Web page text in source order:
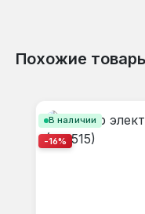
Похожие
В наличии
-16%